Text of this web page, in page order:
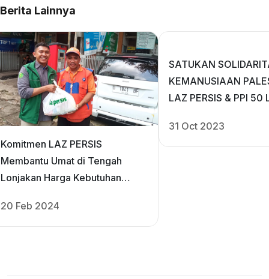
Berita Lainnya
Komitmen LAZ PERSIS
Membantu Umat di Tengah
Lonjakan Harga Kebutuhan
20 Feb 2024
SATUKAN
KEMANUSIAAN
LAZ PERSIS & PPI 50
31 Oct 2023